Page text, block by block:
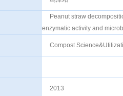
Peanut straw
enzymatic activity and
Compost
2013